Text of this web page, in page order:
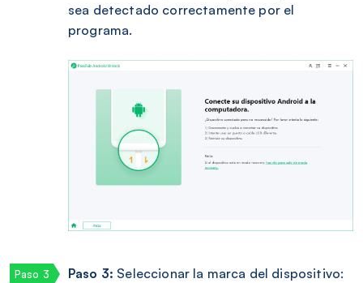
sea detectado correctamente por el
programa.
Paso 3: Seleccionar la marca del dispositivo: